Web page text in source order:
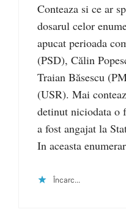
Conteaza si ce ar
dosarul celor
apucat perioada
(PSD), Călin
Traian Băsescu
(USR). Mai
detinut niciodata o
a fost angajat la
In aceasta
Încarc...